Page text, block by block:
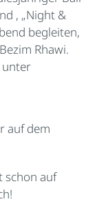
, „Night &
begleiten,
Rhawi.
unter
auf dem
schon auf